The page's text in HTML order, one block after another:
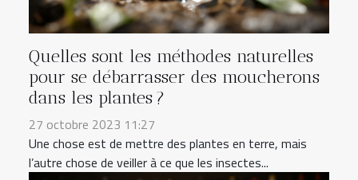
Quelles sont les méthodes naturelles
pour se débarrasser des moucherons
dans les plantes ?
27 octobre 2023 11:27
Une chose est de mettre des plantes en terre, mais
l’autre chose de veiller à ce que les insectes...